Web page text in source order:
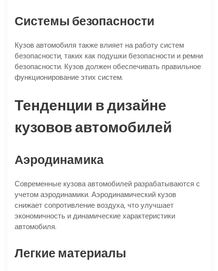
Системы безопасности
Кузов автомобиля также влияет на работу систем
безопасности‚ таких как подушки безопасности и ремни
безопасности. Кузов должен обеспечивать правильное
функционирование этих систем.
Тенденции в дизайне
кузовов автомобилей
Аэродинамика
Современные кузова автомобилей разрабатываются с
учетом аэродинамики. Аэродинамический кузов
снижает сопротивление воздуха‚ что улучшает
экономичность и динамические характеристики
автомобиля.
Легкие материалы